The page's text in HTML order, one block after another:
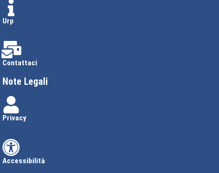
Urp
Contattaci
Note Legali
Privacy
Accessibilità